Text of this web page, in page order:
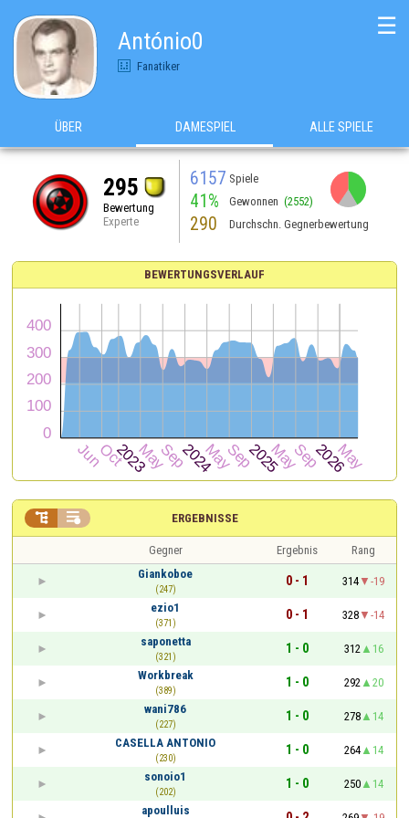
António0
Fanatiker
☰
ÜBER DAMESPIEL ALLE SPIELE
295
Bewertung
Experte
6157 Spiele
41% Gewonnen (2552)
290 Durchschn. Gegnerbewertung
BEWERTUNGSVERLAUF
ERGEBNISSE
 
Gegner Ergebnis
Rang
Giankoboe
(247)
0 - 1 314
-19
ezio1
(371)
0 - 1 328
-14
saponetta
(321)
1 - 0 312
16
Workbreak
(389)
1 - 0 292
20
wani786
(227)
1 - 0 278
14
CASELLA ANTONIO
(230)
1 - 0 264
14
sonoio1
(202)
1 - 0 250
14
apoulluis